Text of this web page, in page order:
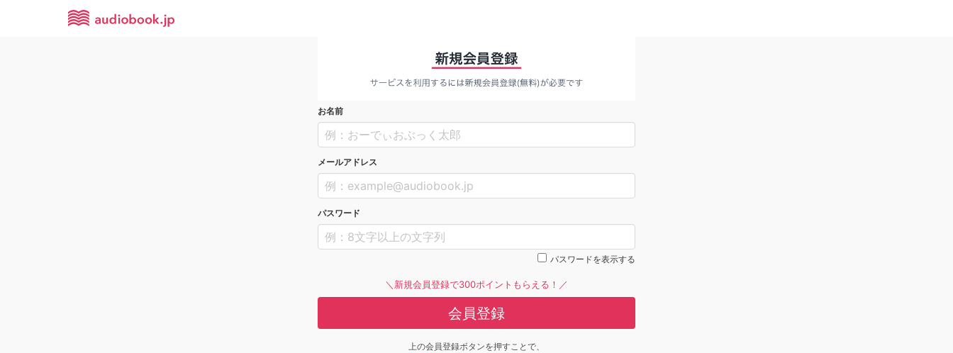
お名前
メールアドレス
パスワード
パスワードを表示する
＼新規会員登録で300ポイントもらえる！／
会員登録
上の会員登録ボタンを押すことで、